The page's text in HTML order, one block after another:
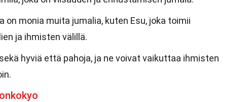
on monia muita jumalia, kuten Esu, joka toimii
ja ihmisten välillä.
hyviä että pahoja, ja ne voivat vaikuttaa ihmisten